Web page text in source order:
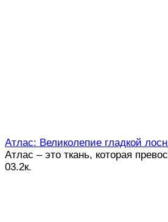
Атлас: Великолепие гладкой
Атлас – это ткань, которая
03.2к.